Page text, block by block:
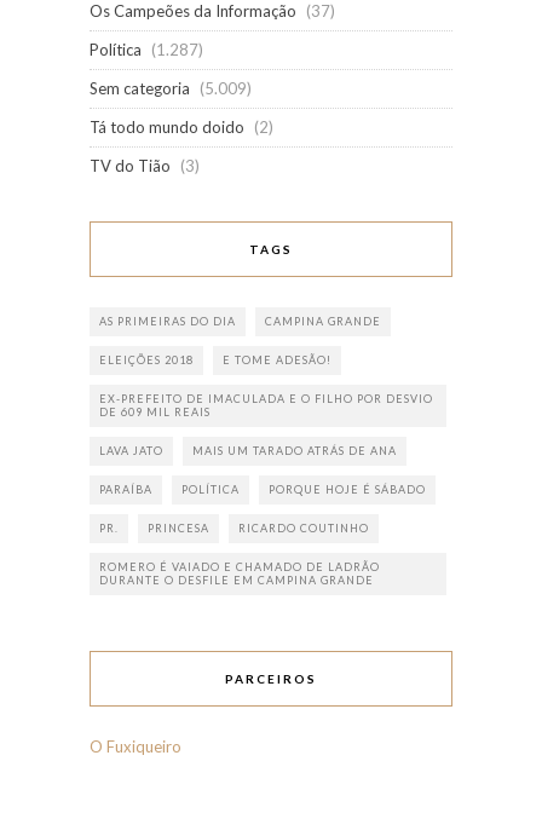
Os Campeões da Informação
(37)
Política
(1.287)
Sem categoria
(5.009)
Tá todo mundo doido
(2)
TV do Tião
(3)
TAGS
AS PRIMEIRAS DO DIA CAMPINA GRANDE
ELEIÇÕES 2018 E TOME ADESÃO!
EX-PREFEITO DE IMACULADA E O FILHO POR DESVIO
DE 609 MIL REAIS
LAVA JATO MAIS UM TARADO ATRÁS DE ANA
PARAÍBA POLÍTICA PORQUE HOJE É SÁBADO
PR. PRINCESA RICARDO COUTINHO
ROMERO É VAIADO E CHAMADO DE LADRÃO
DURANTE O DESFILE EM CAMPINA GRANDE
PARCEIROS
O Fuxiqueiro